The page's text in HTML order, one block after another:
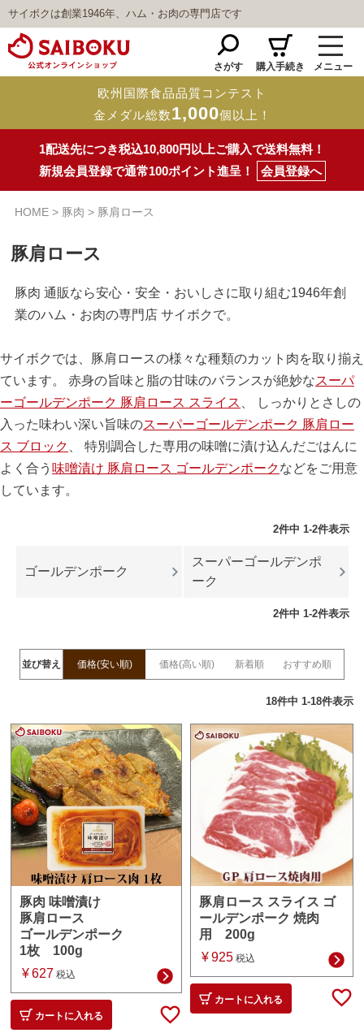
サイボクは創業1946年、ハム・お肉の専門店です
さがす 購入手続き メニュー
欧州国際食品品質コンテスト
金メダル総数1,000個以上！
1配送先につき税込10,800円以上ご購入で送料無料！
新規会員登録で通常100ポイント進呈！
会員登録へ
HOME 豚肉 豚肩ロース
豚肩ロース
豚肉 通販なら安心・安全・おいしさに取り組む1946年創
業のハム・お肉の専門店 サイボクで。
サイボクでは、豚肩ロースの様々な種類のカット肉を取り揃え
ています。 赤身の旨味と脂の甘味のバランスが絶妙なスーパ
ーゴールデンポーク 豚肩ロース スライス
、 しっかりとさしの
入った味わい深い旨味のスーパーゴールデンポーク 豚肩ロー
ス ブロック
、 特別調合した専用の味噌に漬け込んだごはんに
よく合う 味噌漬け 豚肩ロース ゴールデンポークなどをご用意
しています。
2件中 1-2件表示
ゴールデンポーク
スーパーゴールデンポ
ーク
2件中 1-2件表示
並び替え 価格(安い順) 価格(高い順) 新着順 おすすめ順
18件中 1-18件表示
豚肉 味噌漬け
豚肩ロース
ゴールデンポーク
1枚 100g
¥ 627 税込
カートに入れる
豚肩ロース スライス ゴ
ールデンポーク 焼肉
用 200g
¥925 税込
カートに入れる